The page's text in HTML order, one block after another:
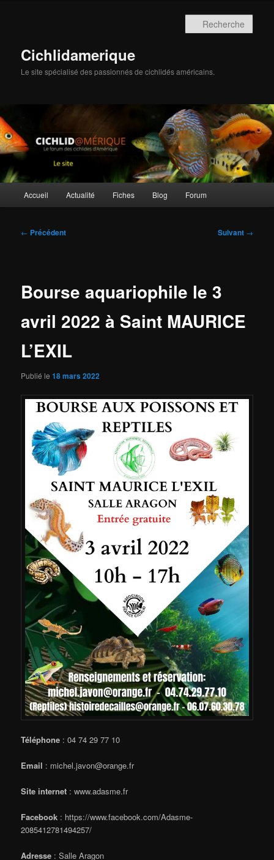
Cichlidamerique
Le site spécialisé des passionnés de cichlidés américains.
Accueil Actualité Fiches Blog Forum
Navigation
← Précédent Suivant →
Bourse aquariophile le 3
avril 2022 à Saint MAURICE
L’EXIL
Publié le18 mars 2022
Téléphone : 04 74 29 77 10
Email : michel.javon@orange.fr
Site internet : www.adasme.fr
Facebook : https://www.facebook.com/Adasme-
2085412781494257/
Adresse : Salle Aragon